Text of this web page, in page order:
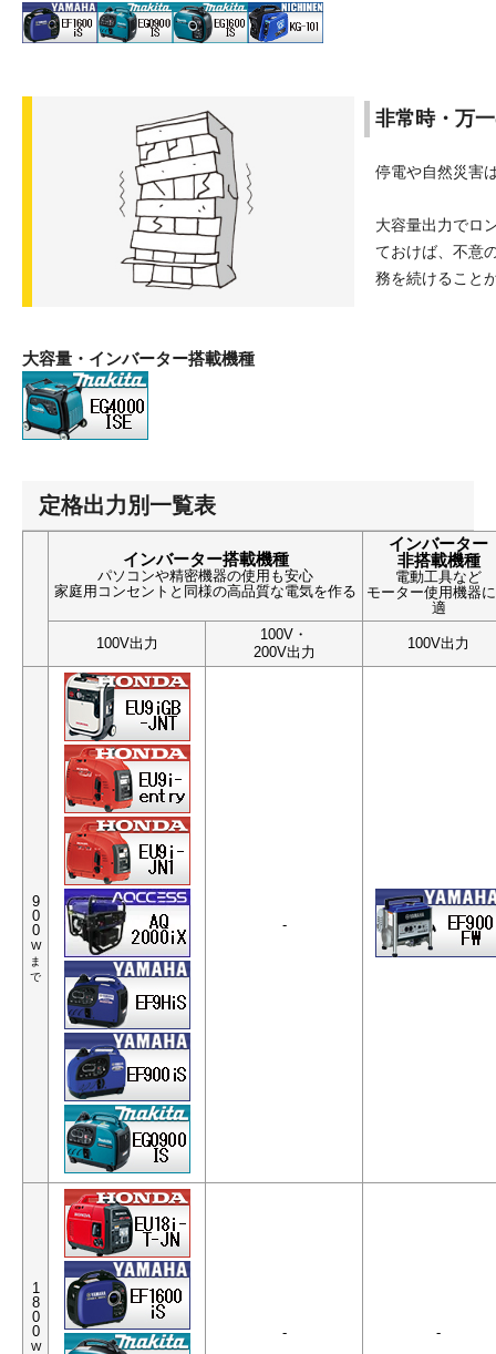
非常時・万
停電や自然災害
大容量出力でロ
ておけば、不意
務を続けること
大容量・インバーター搭載機種
定格出力別一覧表
インバーター搭載機種
パソコンや精密機器の使用も安心
家庭用コンセントと同様の高品質な電気を作る
インバーター
非搭載機種
電動工具など
モーター使用機器
適
100V出力
100V・
200V出力
100V出力
9
0
0
W
ま
で
-
1
8
0
0
W
- -